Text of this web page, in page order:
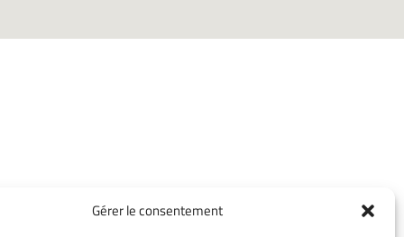
Gérer le consentement
INFORMATIONS